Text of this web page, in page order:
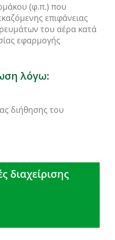
(φ.π.) που
επιφάνειας
του αέρα κατά
εφαρμογής
λόγω:
διήθησης του
διαχείρισης